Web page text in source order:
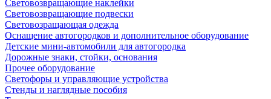
Световозвращающие наклейки
Световозвращающие подвески
Световозращающая одежда
Оснащение автогородков и дополнительное оборудование
Детские мини-автомобили для автогородка
Дорожные знаки, стойки, основания
Прочее оборудование
Светофоры и управляющие устройства
Стенды и наглядные пособия